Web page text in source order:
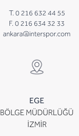
T. 0 216 632 44 55
F. 0 216 634 32 33
ankara@interspor.com
EGE
BÖLGE MÜDÜRLÜĞÜ
İZMİR